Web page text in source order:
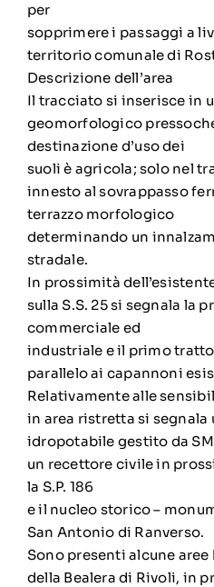
per
sopprimere i passaggi a
territorio comunale di
Descrizione dell’area
Il tracciato si inserisce in
geomorfologico
destinazione d’uso dei
suoli è agricola; solo nel
innesto al sovrappasso
terrazzo morfologico
determinando un
stradale.
In prossimità
sulla S.S. 25 si segnala la
commerciale ed
industriale e il primo
parallelo ai capannoni
Relativamente alle
in area ristretta si segnala
idropotabile gestito da
un recettore civile in
la S.P. 186
e il nucleo storico –
San Antonio di Ranverso.
Sono presenti alcune
della Bealera di Rivoli, in